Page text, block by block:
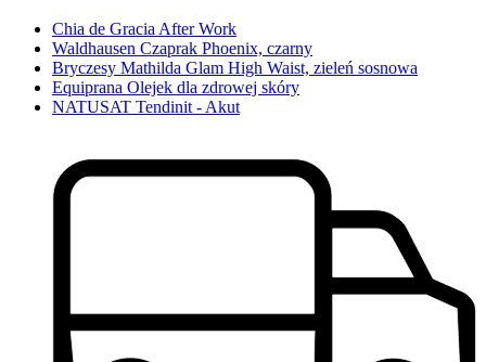
Chia de Gracia After Work
Waldhausen Czaprak Phoenix, czarny
Bryczesy Mathilda Glam High Waist, zieleń sosnowa
Equiprana Olejek dla zdrowej skóry
NATUSAT Tendinit - Akut